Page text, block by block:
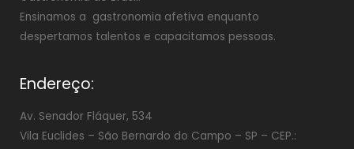
Ensinamos a gastronomia afetiva enquanto
despertamos talentos e capacitamos pessoas.
Endereço:
Av. Senador Fláquer, 534
Vila Euclides – São Bernardo do Campo – SP – CEP.: